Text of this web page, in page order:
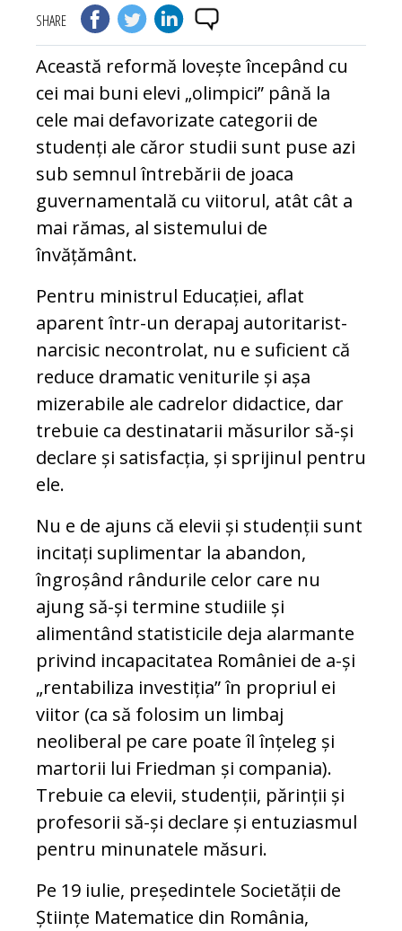
SHARE
Această reformă lovește începând cu
cei mai buni elevi „olimpici” până la
cele mai defavorizate categorii de
studenți ale căror studii sunt puse azi
sub semnul întrebării de joaca
guvernamentală cu viitorul, atât cât a
mai rămas, al sistemului de
învățământ.
Pentru ministrul Educației, aflat
aparent într-un derapaj autoritarist-
narcisic necontrolat, nu e suficient că
reduce dramatic veniturile și așa
mizerabile ale cadrelor didactice, dar
trebuie ca destinatarii măsurilor să-și
declare și satisfacția, și sprijinul pentru
ele.
Nu e de ajuns că elevii și studenții sunt
incitați suplimentar la abandon,
îngroșând rândurile celor care nu
ajung să-și termine studiile și
alimentând statisticile deja alarmante
privind incapacitatea României de a-și
„rentabiliza investiția” în propriul ei
viitor (ca să folosim un limbaj
neoliberal pe care poate îl înțeleg și
martorii lui Friedman și compania).
Trebuie ca elevii, studenții, părinții și
profesorii să-și declare și entuziasmul
pentru minunatele măsuri.
Pe 19 iulie, președintele Societății de
Științe Matematice din România,